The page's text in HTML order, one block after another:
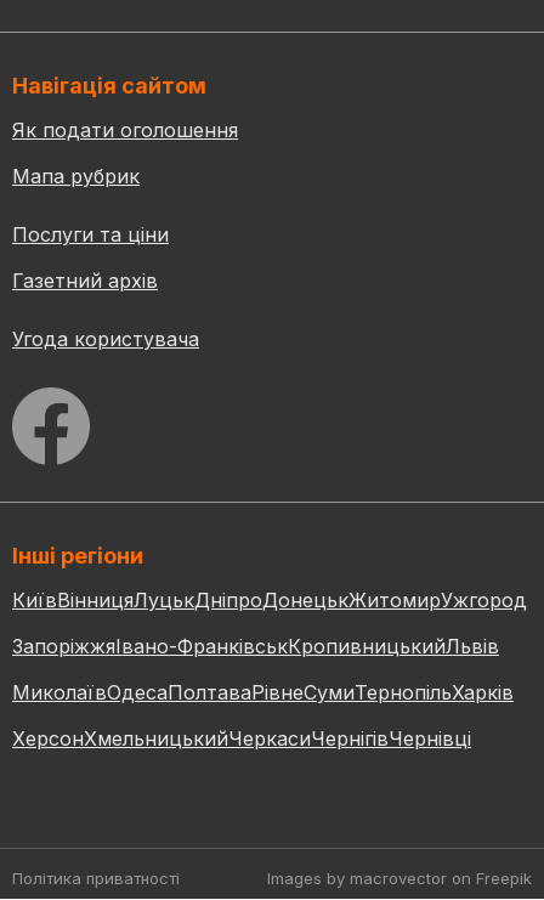
Навігація сайтом
Як подати оголошення
Мапа рубрик
Послуги та ціни
Газетний архів
Угода користувача
Інші регіони
КиївВінницяЛуцькДніпроДонецькЖитомирУжгород
ЗапоріжжяІвано-ФранківськКропивницькийЛьвів
МиколаївОдесаПолтаваРівнеСумиТернопільХарків
ХерсонХмельницькийЧеркасиЧернігівЧернівці
Політика приватності Images by macrovector on Freepik